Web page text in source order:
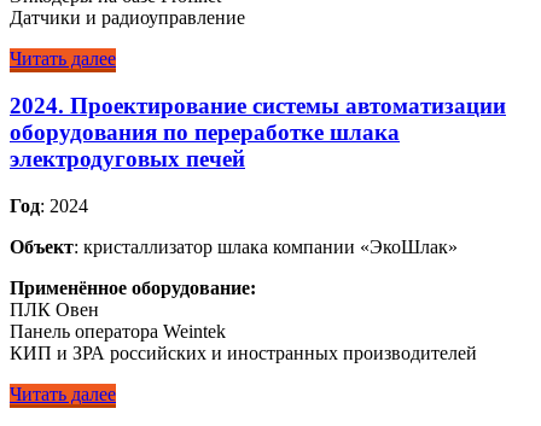
Датчики и радиоуправление
Читать далее
2024. Проектирование системы автоматизации
оборудования по переработке шлака
электродуговых печей
Год: 2024
Объект: кристаллизатор шлака компании «ЭкоШлак»
Применённое оборудование:
ПЛК Овен
Панель оператора Weintek
КИП и ЗРА российских и иностранных производителей
Читать далее